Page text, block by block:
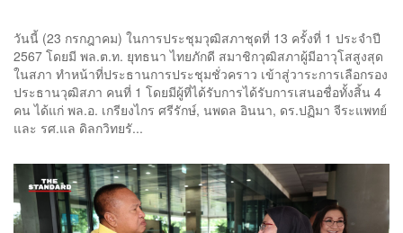
วันนี้ (23 กรกฎาคม) ในการประชุมวุฒิสภาชุดที่ 13 ครั้งที่ 1 ประจำปี
2567 โดยมี พล.ต.ท. ยุทธนา ไทยภักดี สมาชิกวุฒิสภาผู้มีอาวุโสสูงสุด
ในสภา ทำหน้าที่ประธานการประชุมชั่วคราว เข้าสู่วาระการเลือกรอง
ประธานวุฒิสภา คนที่ 1 โดยมีผู้ที่ได้รับการได้รับการเสนอชื่อทั้งสิ้น 4
คน ได้แก่ พล.อ. เกรียงไกร ศรีรักษ์, นพดล อินนา, ดร.ปฏิมา จีระแพทย์
และ รศ.แล ดิลกวิทยรั...